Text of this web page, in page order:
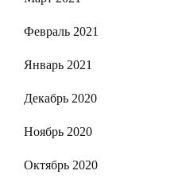
Февраль 2021
Январь 2021
Декабрь 2020
Ноябрь 2020
Октябрь 2020